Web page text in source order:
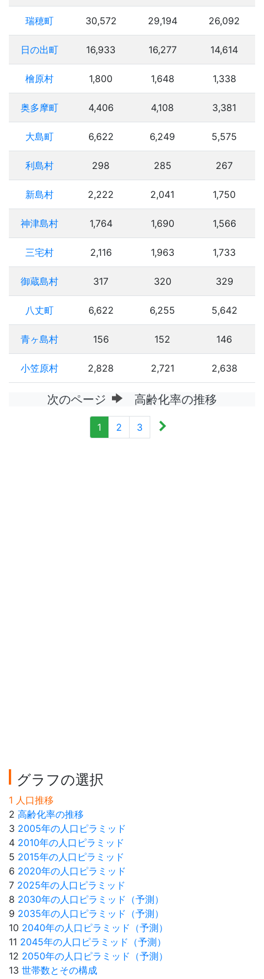
瑞穂町 30,572 29,194 26,092
日の出町 16,933 16,277 14,614
檜原村 1,800 1,648 1,338
奥多摩町 4,406 4,108 3,381
大島町 6,622 6,249 5,575
利島村 298 285 267
新島村 2,222 2,041 1,750
神津島村 1,764 1,690 1,566
三宅村 2,116 1,963 1,733
御蔵島村 317 320 329
八丈町 6,622 6,255 5,642
青ヶ島村 156 152 146
小笠原村 2,828 2,721 2,638
次のページ 高齢化率の推移
1 2 3
グラフの選択
1 人口推移
2 高齢化率の推移
3 2005年の人口ピラミッド
4 2010年の人口ピラミッド
5 2015年の人口ピラミッド
6 2020年の人口ピラミッド
7 2025年の人口ピラミッド
8 2030年の人口ピラミッド（予測）
9 2035年の人口ピラミッド（予測）
10 2040年の人口ピラミッド（予測）
11 2045年の人口ピラミッド（予測）
12 2050年の人口ピラミッド（予測）
13 世帯数とその構成